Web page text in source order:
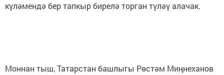
күләмендә бер тапкыр бирелә торган түләү алачак.
Моннан тыш, Татарстан башлыгы Рөстәм Миңнеханов